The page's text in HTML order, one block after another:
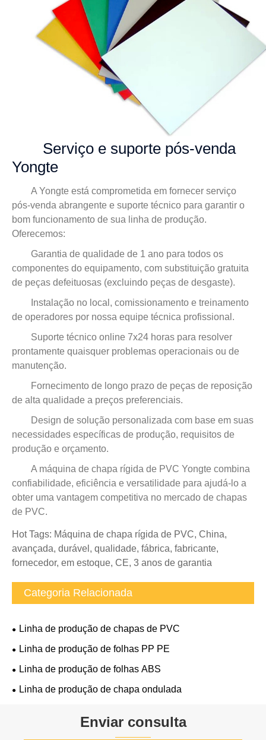
Serviço e suporte pós-venda
Yongte
A Yongte está comprometida em fornecer serviço
pós-venda abrangente e suporte técnico para garantir o
bom funcionamento de sua linha de produção.
Oferecemos:
Garantia de qualidade de 1 ano para todos os
componentes do equipamento, com substituição gratuita
de peças defeituosas (excluindo peças de desgaste).
Instalação no local, comissionamento e treinamento
de operadores por nossa equipe técnica profissional.
Suporte técnico online 7x24 horas para resolver
prontamente quaisquer problemas operacionais ou de
manutenção.
Fornecimento de longo prazo de peças de reposição
de alta qualidade a preços preferenciais.
Design de solução personalizada com base em suas
necessidades específicas de produção, requisitos de
produção e orçamento.
A máquina de chapa rígida de PVC Yongte combina
confiabilidade, eficiência e versatilidade para ajudá-lo a
obter uma vantagem competitiva no mercado de chapas
de PVC.
Hot Tags: Máquina de chapa rígida de PVC, China,
avançada, durável, qualidade, fábrica, fabricante,
fornecedor, em estoque, CE, 3 anos de garantia
Categoria Relacionada
Linha de produção de chapas de PVC
Linha de produção de folhas PP PE
Linha de produção de folhas ABS
Linha de produção de chapa ondulada
Enviar consulta